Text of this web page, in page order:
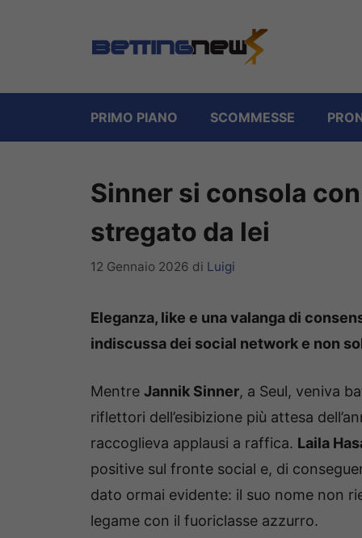
PRIMO PIANO SCOMMESSE
Sinner si consola
stregato da lei
12 Gennaio 2026 di Luigi
Eleganza, like e una valanga di
indiscussa dei social network e non
Mentre Jannik Sinner, a Seul, veniva
riflettori dell’esibizione più attesa
raccoglieva applausi a raffica. Laila
positive sul fronte social e, di
dato ormai evidente: il suo nome non
legame con il fuoriclasse azzurro.